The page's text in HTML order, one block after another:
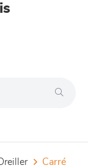
oreiller carré